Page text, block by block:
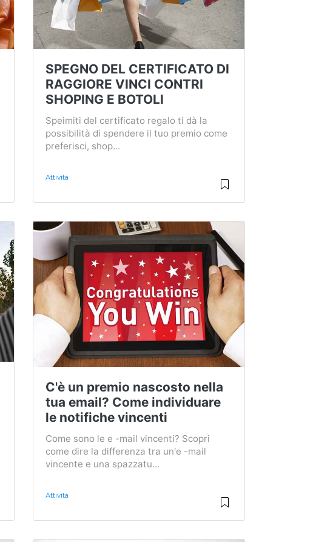
SPEGNO DEL CERTIFICATO DI
RAGGIORE VINCI CONTRI
SHOPING E BOTOLI
Speimiti del certificato regalo ti dà la
possibilità di spendere il tuo premio come
preferisci, shop...
Attività
C'è un premio nascosto nella
tua email? Come individuare
le notifiche vincenti
Come sono le e -mail vincenti? Scopri
come dire la differenza tra un'e -mail
vincente e una spazzatu...
Attività